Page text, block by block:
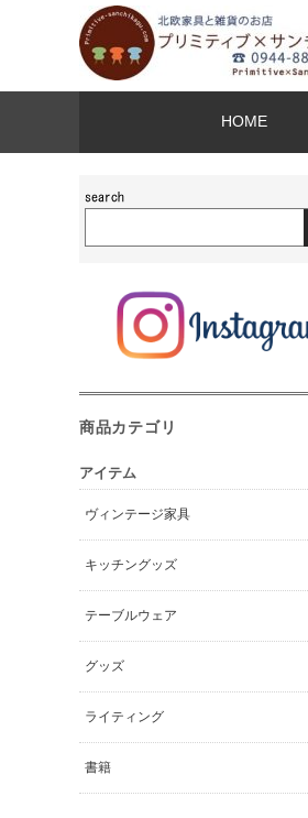
HOME
商品カテゴリ
アイテム
ヴィンテージ家具
キッチングッズ
テーブルウェア
グッズ
ライティング
書籍